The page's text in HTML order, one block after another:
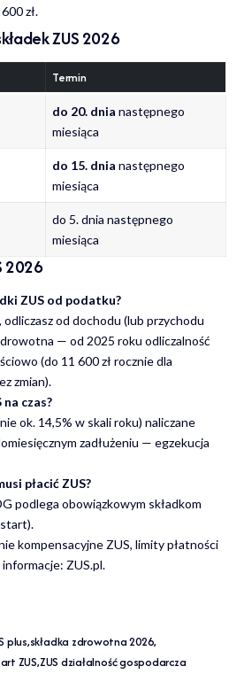
zł.
ZUS 2026
Termin
do 20. dnia następnego
miesiąca
do 15. dnia następnego
miesiąca
do 5. dnia następnego
miesiąca
2026
ZUS od podatku?
odliczasz od dochodu (lub przychodu
— od 2025 roku odliczalność
(do 11 600 zł rocznie dla
zmian).
na czas?
ok. 14,5% w skali roku) naliczane
zadłużeniu — egzekucja
płacić ZUS?
podlega obowiązkowym składkom
kompensacyjne ZUS, limity płatności
ZUS.pl.
plus składka zdrowotna 2026
ZUSZUS działalność gospodarcza